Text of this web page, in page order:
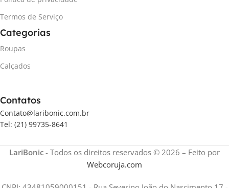
Termos de Serviço
Categorias
Roupas
Calçados
Contatos
Contato@laribonic.com.br
Tel: (21) 99735-8641
LariBonic - Todos os direitos reservados © 2026 – Feito por
Webcoruja.com